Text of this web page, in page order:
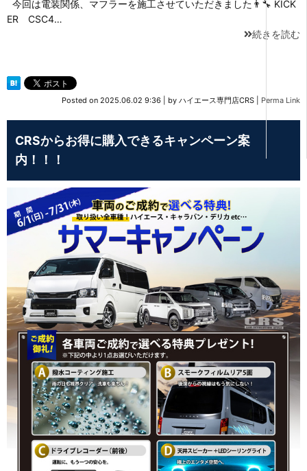
今回は電装関係、マフラーを施工させていただきました👨‍🔧 KICK
ER CSC4…
続きを読む
Posted on 2025.06.02 9:36 by ハイエース専門店CRS Perma Link
CRSからお得に購入できるキャンペーン案
内！！！